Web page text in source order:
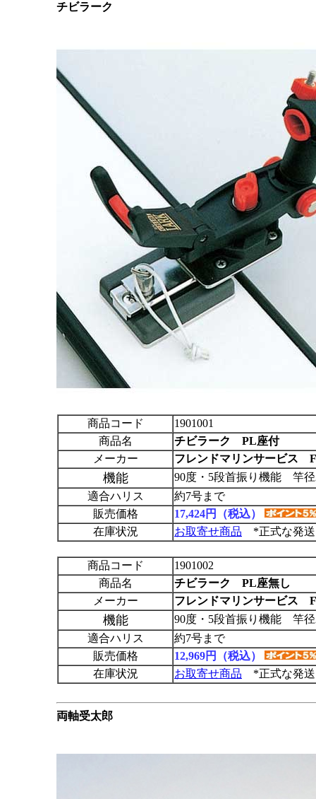
チビラーク
商品コード
1901001
商品名
チビラーク PL座付
メーカー
フレンドマリンサービス
機能
90度・5段首振り機能 竿径
適合ハリス
約7号まで
販売価格
17,424円（税込）
在庫状況
お取寄せ商品 *正式な発送
商品コード
1901002
商品名
チビラーク PL座無し
メーカー
フレンドマリンサービス
機能
90度・5段首振り機能 竿径
適合ハリス
約7号まで
販売価格
12,969円（税込）
在庫状況
お取寄せ商品 *正式な発送
両軸受太郎